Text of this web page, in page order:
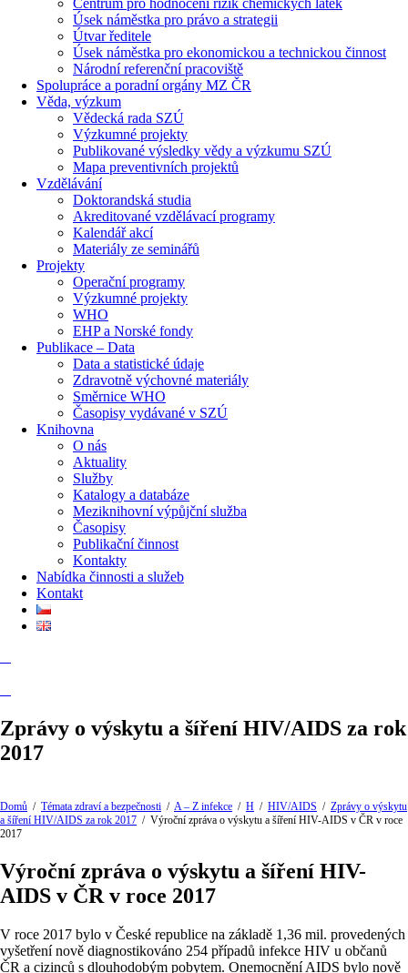
Centrum pro hodnocení rizik chemických látek
Úsek náměstka pro právo a strategii
Útvar ředitele
Úsek náměstka pro ekonomickou a technickou činnost
Národní referenční pracoviště
Spolupráce a poradní orgány MZ ČR
Věda, výzkum
Vědecká rada SZÚ
Výzkumné projekty
Publikované výsledky vědy a výzkumu SZÚ
Mapa preventivních projektů
Vzdělávání
Doktorandská studia
Akreditované vzdělávací programy
Kalendář akcí
Materiály ze seminářů
Projekty
Operační programy
Výzkumné projekty
WHO
EHP a Norské fondy
Publikace – Data
Data a statistické údaje
Zdravotně výchovné materiály
Směrnice WHO
Časopisy vydávané v SZÚ
Knihovna
O nás
Aktuality
Služby
Katalogy a databáze
Meziknihovní výpůjční služba
Časopisy
Publikační činnost
Kontakty
Nabídka činnosti a služeb
Kontakt
Zprávy o výskytu a šíření HIV/AIDS za rok
2017
Domů / Témata zdraví a bezpečnosti / A – Z infekce / H / HIV/AIDS / Zprávy o výskytu
a šíření HIV/AIDS za rok 2017 / Výroční zpráva o výskytu a šíření HIV-AIDS v ČR v roce
2017
Výroční zpráva o výskytu a šíření HIV-
AIDS v ČR v roce 2017
V roce 2017 bylo v České republice na základě 1,36 mil. provedených
vyšetření nově diagnostikováno 254 případů infekce HIV u občanů
ČR a cizinců s dlouhodobým pobytem. Onemocnění AIDS bylo nově